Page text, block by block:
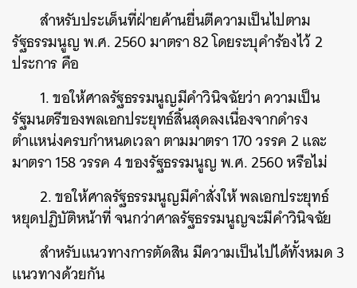
สำหรับประเด็นที่ฝ่ายค้านยื่นตีความเป็นไปตาม
รัฐธรรมนูญ พ.ศ. 2560 มาตรา 82 โดยระบุคำร้องไว้ 2
ประการ คือ
1. ขอให้ศาลรัฐธรรมนูญมีคำวินิจฉัยว่า ความเป็น
รัฐมนตรีของพลเอกประยุทธ์สิ้นสุดลงเนื่องจากดำรง
ตำแหน่งครบกำหนดเวลา ตามมาตรา 170 วรรค 2 และ
มาตรา 158 วรรค 4 ของรัฐธรรมนูญ พ.ศ. 2560 หรือไม่
2. ขอให้ศาลรัฐธรรมนูญมีคำสั่งให้ พลเอกประยุทธ์
หยุดปฏิบัติหน้าที่ จนกว่าศาลรัฐธรรมนูญจะมีคำวินิจฉัย
สำหรับแนวทางการตัดสิน มีความเป็นไปได้ทั้งหมด 3
แนวทางด้วยกัน